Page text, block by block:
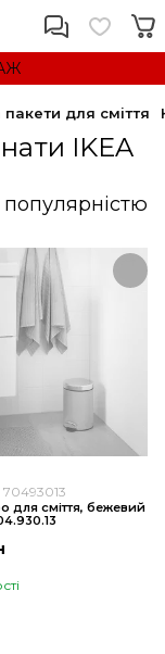
для сміття
IKEA
популярністю
для сміття, бежевий